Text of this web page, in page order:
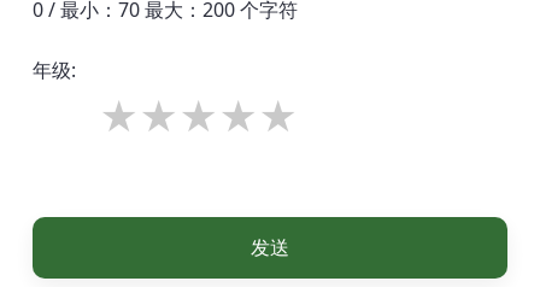
0 / 最小：70 最大：200 个字符
年级:
发送